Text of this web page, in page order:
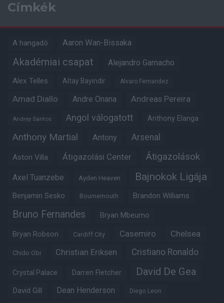
Címkék
A hangadó Aaron Wan-Bissaka
Akadémiai csapat Alejandro Garnacho
Alex Telles Altay Bayindir Alvaro Fernandez
Amad Diallo Andre Onana Andreas Pereira
Andrey Santos Angol válogatott Anthony Elanga
Anthony Martial Antony Arsenal
Aston Villa Átigazolási Center Átigazolások
Axel Tuanzebe Ayden Heaven Bajnokok Ligája
Benjamin Sesko Bournemouth Brandon Williams
Bruno Fernandes Bryan Mbeumo
Bryan Robson Cardiff City Casemiro Chelsea
Chido Obi Christian Eriksen Cristiano Ronaldo
Crystal Palace Darren Fletcher David De Gea
David Gill Dean Henderson Diego Leon